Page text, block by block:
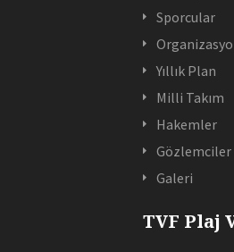
Sporcular
Yıllık Plan
Milli Takım
Hakemler
Gözlemciler
Galeri
TVF Plaj